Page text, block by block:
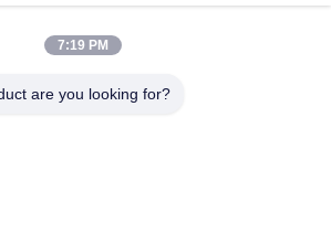
kundenspezifische Baseball-Mützen
7:19 PM
are you looking for?